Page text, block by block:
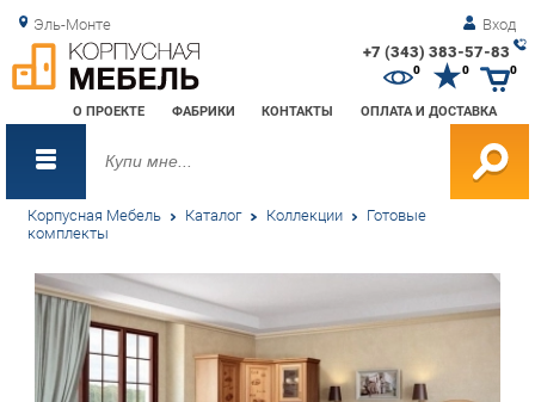
Эль-Монте Вход
+7 (343) 383-57-83
О ПРОЕКТЕ ФАБРИКИ КОНТАКТЫ ОПЛАТА И ДОСТАВКА
0 0
Корпусная Мебель Каталог Коллекции Готовые
комплекты